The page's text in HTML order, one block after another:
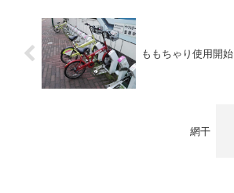
ももちゃり使用開始
網干